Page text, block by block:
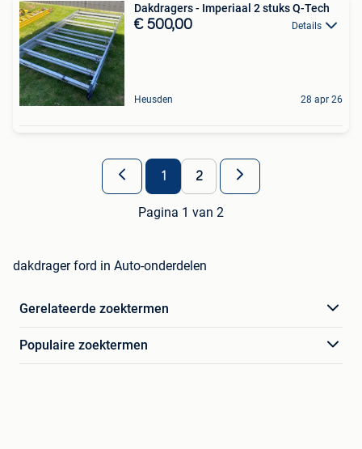
Dakdragers - Imperiaal 2 stuks Q-Tech
€ 500,00 Details
Heusden 28 apr 26
1 2
Pagina 1 van 2
dakdrager ford in Auto-onderdelen
Gerelateerde zoektermen
Populaire zoektermen